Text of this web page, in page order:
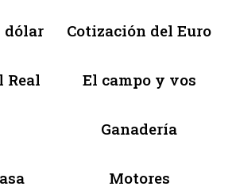
dólar Cotización del Euro
Real El campo y vos
Ganadería
Motores